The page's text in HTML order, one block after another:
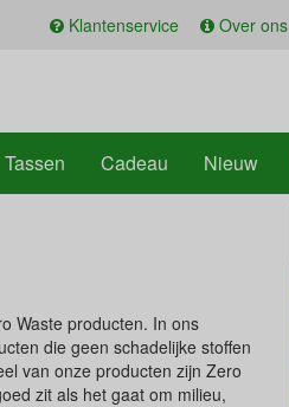
Klantenservice Over ons
Tassen Cadeau Nieuw
Waste producten. In ons
die geen schadelijke stoffen
van onze producten zijn Zero
zit als het gaat om milieu,